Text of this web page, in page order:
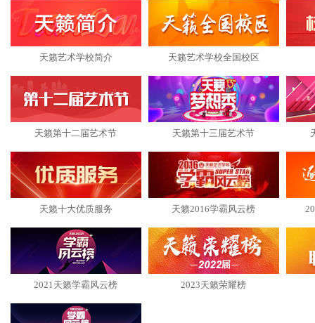
天籁艺术学校简介 天籁艺术学校全国校区
天籁第十二届艺术节 天籁第十三届艺术节
天籁十大优质服务 天籁2016学霸风云榜
2021天籁学霸风云榜 2023天籁荣耀榜